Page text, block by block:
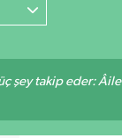
şey takip eder: